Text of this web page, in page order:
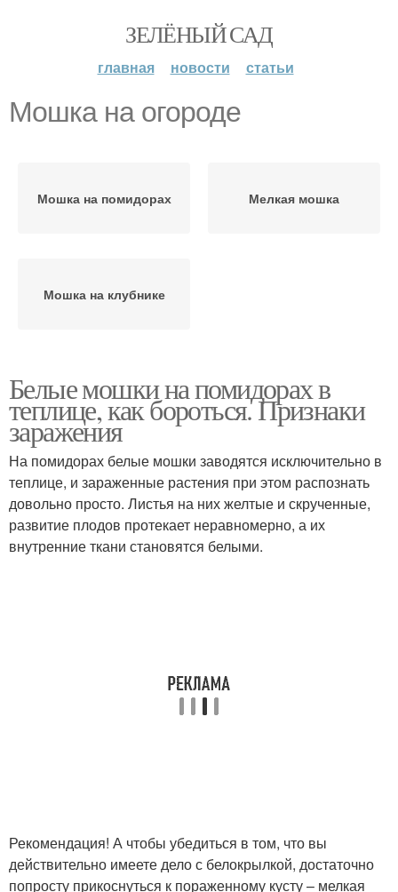
ЗЕЛЁНЫЙ САД
главная новости статьи
Мошка на огороде
Мошка на помидорах Мелкая мошка
Мошка на клубнике
Белые мошки на помидорах в
теплице, как бороться. Признаки
заражения
На помидорах белые мошки заводятся исключительно в
теплице, и зараженные растения при этом распознать
довольно просто. Листья на них желтые и скрученные,
развитие плодов протекает неравномерно, а их
внутренние ткани становятся белыми.
Рекомендация! А чтобы убедиться в том, что вы
действительно имеете дело с белокрылкой, достаточно
попросту прикоснуться к пораженному кусту – мелкая